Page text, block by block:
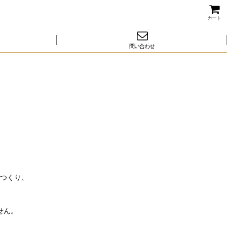
カート
問い合わせ
くり、
。